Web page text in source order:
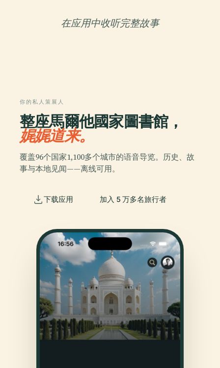
在应用中收听完整故事
你的私人策展人
整座馬爾他國家圖書館，
娓娓道来。
覆盖96个国家1,100多个城市的语音导览。历史、故
事与本地见闻——离线可用。
下载应用 加入 5 万多名旅行者